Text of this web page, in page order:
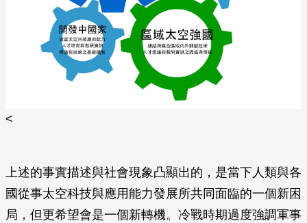
<
上述的事實描述與社會現象凸顯出的，是當下人類與各
國從事太空科技與應用能力發展所共同面臨的一個新困
局，但更希望會是一個新轉機。冷戰時期過度強調軍事